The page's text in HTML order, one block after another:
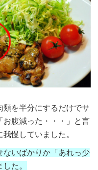
類を半分にするだけでサ
お腹減った・・・」と言
慢していました。
ないばかりか「あれっ少
た。